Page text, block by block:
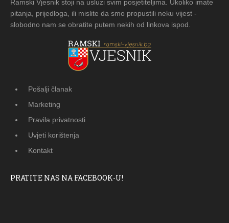
Ramski Vjesnik stoji na usluzi svim posjetiteljima. Ukoliko imate
pitanja, prijedloga, ili mislite da smo propustili neku vijest -
slobodno nam se obratite putem nekih od linkova ispod.
Pošalji članak
Marketing
Pravila privatnosti
Uvjeti korištenja
Kontakt
PRATITE NAS NA FACEBOOK-U!